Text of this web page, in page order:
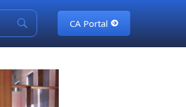
CA Portal